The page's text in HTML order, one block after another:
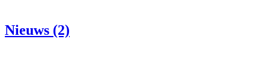
Nieuws (2)